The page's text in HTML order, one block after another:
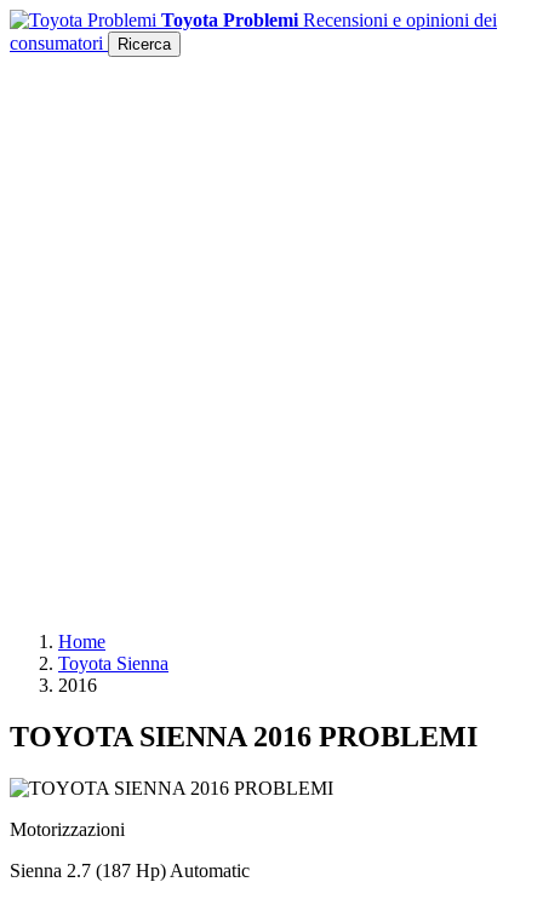
Toyota Problemi Recensioni e opinioni dei
consumatori
Ricerca
Home
Toyota Sienna
2016
TOYOTA SIENNA 2016 PROBLEMI
Motorizzazioni
Sienna 2.7 (187 Hp) Automatic